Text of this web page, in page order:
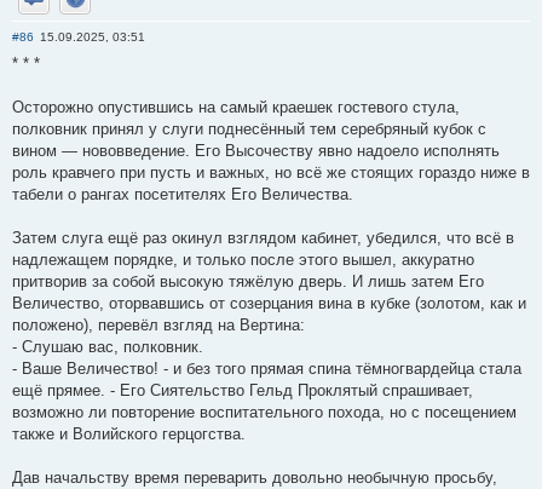
Отправить личное сообщение
Сайт
#86 15.09.2025, 03:51
* * *
Осторожно опустившись на самый краешек гостевого стула,
полковник принял у слуги поднесённый тем серебряный кубок с
вином — нововведение. Его Высочеству явно надоело исполнять
роль кравчего при пусть и важных, но всё же стоящих гораздо ниже в
табели о рангах посетителях Его Величества.
Затем слуга ещё раз окинул взглядом кабинет, убедился, что всё в
надлежащем порядке, и только после этого вышел, аккуратно
притворив за собой высокую тяжёлую дверь. И лишь затем Его
Величество, оторвавшись от созерцания вина в кубке (золотом, как и
положено), перевёл взгляд на Вертина:
- Слушаю вас, полковник.
- Ваше Величество! - и без того прямая спина тёмногвардейца стала
ещё прямее. - Его Сиятельство Гельд Проклятый спрашивает,
возможно ли повторение воспитательного похода, но с посещением
также и Волийского герцогства.
Дав начальству время переварить довольно необычную просьбу,